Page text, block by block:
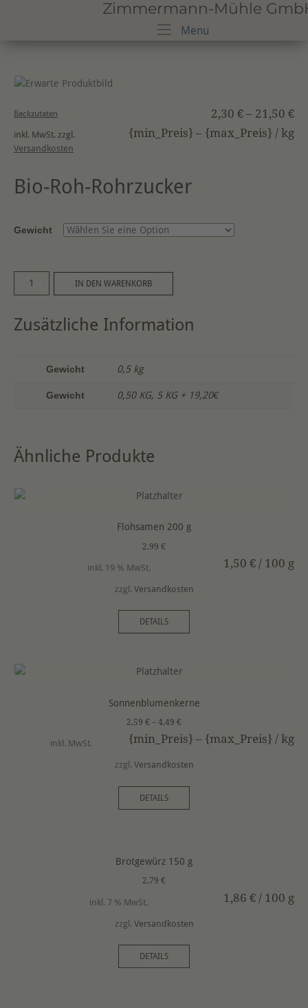
content
Zimmermann-Mühle
Menu
2,30 € – 21,50 €
Backzutaten
{min_Preis} – {max_Preis} / kg
inkl. MwSt. zzgl.
Versandkosten
Bio-Roh-Rohrzucker
Gewicht
Roh-
Menge
IN DEN WARENKORB
e
t
Zusätzliche Information
Gewicht 0,5 kg
Gewicht 0,50 KG, 5 KG + 19,20€
Ähnliche Produkte
Flohsamen 200 g
2,99 €
1,50 € / 100 g
inkl. 19 % MwSt.
zzgl. Versandkosten
DETAILS
Sonnenblumenkerne
2,59 € – 4,49 €
{min_Preis} – {max_Preis} / kg
inkl. MwSt.
zzgl. Versandkosten
DETAILS
Brotgewürz 150 g
2,79 €
1,86 € / 100 g
inkl. 7 % MwSt.
zzgl. Versandkosten
DETAILS